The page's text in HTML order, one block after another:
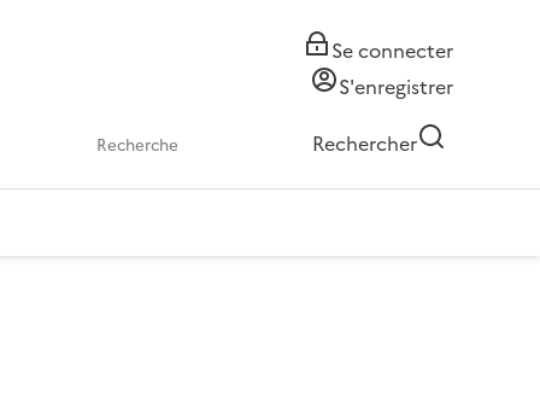
Se connecter
S'enregistrer
Rechercher